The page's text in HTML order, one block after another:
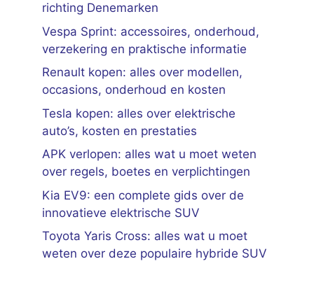
richting Denemarken
Vespa Sprint: accessoires, onderhoud,
verzekering en praktische informatie
Renault kopen: alles over modellen,
occasions, onderhoud en kosten
Tesla kopen: alles over elektrische
auto’s, kosten en prestaties
APK verlopen: alles wat u moet weten
over regels, boetes en verplichtingen
Kia EV9: een complete gids over de
innovatieve elektrische SUV
Toyota Yaris Cross: alles wat u moet
weten over deze populaire hybride SUV